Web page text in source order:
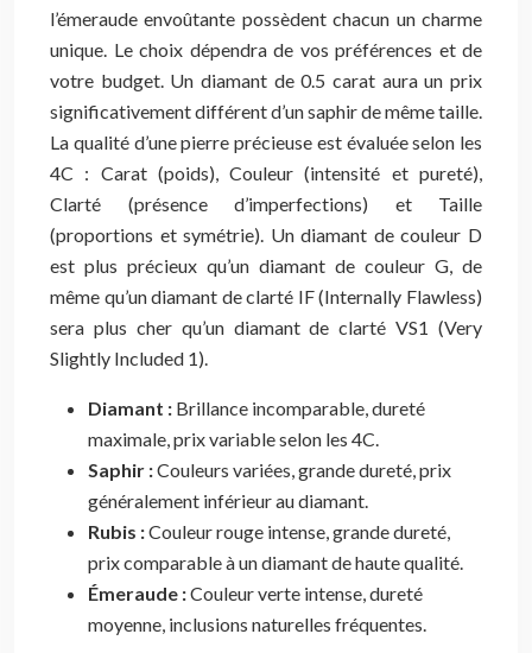
l’émeraude envoûtante possèdent chacun un charme
unique. Le choix dépendra de vos préférences et de
votre budget. Un diamant de 0.5 carat aura un prix
significativement différent d’un saphir de même taille.
La qualité d’une pierre précieuse est évaluée selon les
4C : Carat (poids), Couleur (intensité et pureté),
Clarté (présence d’imperfections) et Taille
(proportions et symétrie). Un diamant de couleur D
est plus précieux qu’un diamant de couleur G, de
même qu’un diamant de clarté IF (Internally Flawless)
sera plus cher qu’un diamant de clarté VS1 (Very
Slightly Included 1).
Diamant : Brillance incomparable, dureté
maximale, prix variable selon les 4C.
Saphir :Couleurs variées, grande dureté, prix
généralement inférieur au diamant.
Rubis :Couleur rouge intense, grande dureté,
prix comparable à un diamant de haute qualité.
Émeraude :Couleur verte intense, dureté
moyenne, inclusions naturelles fréquentes.